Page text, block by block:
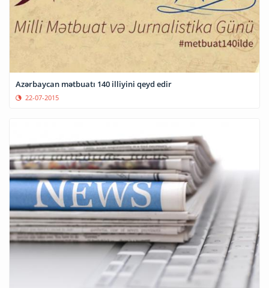
Azərbaycan mətbuatı 140 illiyini qeyd edir
22-07-2015